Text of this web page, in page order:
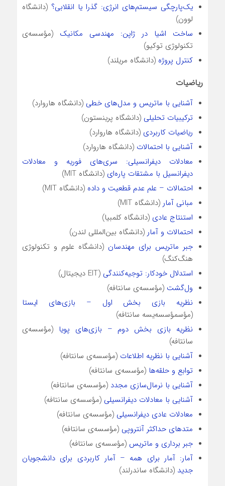
یک‌پارچگی سیستم‌های انرژی: گذرا یا انقلابی؟ (دانشگاه
لوون)
ساخت اشیا در ژاپن: مهندسی مکانیک (مؤسسه‌ی
تکنولوژی توکیو)
کنترل پروژه (دانشگاه مریلند)
ریاضیات
آشنایی با ماتریس و مدل‌های خطی (دانشگاه هاروارد)
ترکیبیات تحلیلی (دانشگاه پرینستون)
ریاضیات کاربردی (دانشگاه هاروارد)
آشنایی با احتمالات (دانشگاه هاروارد)
معادلات دیفرانسیلی: سری‌های فوریه و معادلات
دیفرانسیل با مشتقات پاره‌ای (دانشگاه MIT)
احتمالات – علم عدم قطعیت و داده (دانشگاه MIT)
مبانی آمار (دانشگاه MIT)
استنتاج عادی (دانشگاه کلمبیا)
احتمالات و آمار (دانشگاه بین‌المللی لندن)
جبر ماتریس برای مهندسان (دانشگاه علوم و تکنولوژی
هنگ‌کنگ)
استدلال خودکار: توجیه‌کنندگی (EIT دیجیتال)
ول‌گشت (مؤسسه‌ی سانتافه)
نظریه بازی بخش اول – بازی‌های ایستا
(مؤسمؤسسه‌یسه سانتافه)
نظریه بازی بخش دوم – بازی‌های پویا (مؤسسه‌ی
سانتافه)
آشنایی با نظریه اطلاعات (مؤسسه‌ی سانتافه)
توابع و حلقه‌ها (مؤسسه‌ی سانتافه)
آشنایی با نرمال‌سازی مجدد (مؤسسه‌ی سانتافه)
آشنایی با معادلات دیفرانسیلی (مؤسسه‌ی سانتافه)
معادلات عادی دیفرانسیلی (مؤسسه‌ی سانتافه)
متدهای حداکثر آنتروپی (مؤسسه‌ی سانتافه)
جبر برداری و ماتریس (مؤسسه‌ی سانتافه)
آمار: آمار برای همه – آمار کاربردی برای دانشجویان
جدید (دانشگاه ساندرلند)